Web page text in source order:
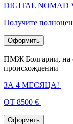
DIGITAL
Получите
Оформить
ПМЖ Болгарии, на
происхождении
ЗА 4 МЕСЯЦА!
ОТ 8500 €
Оформить